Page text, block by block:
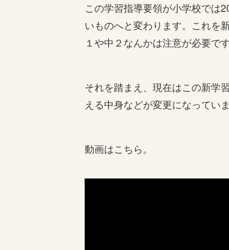
この学習指導要領が小学校では
いものへと変わります。これを
１や中２なんかは注意が必要です
それを踏まえ、現在はこの新学
える中身などが変更になってい
動画はこちら。